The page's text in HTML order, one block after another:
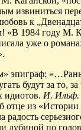
извиниться
к
«В 1984 году М.
уже о
» эпиграф:
будут за то,
идиотов. И. Ильф.
отце из
дубиной по